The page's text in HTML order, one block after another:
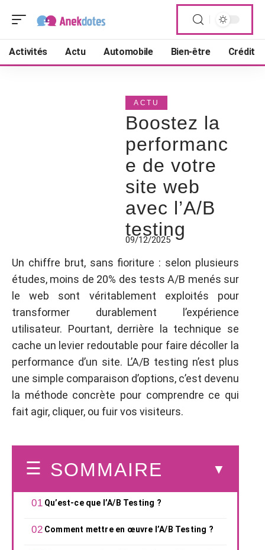
Activités Actu Automobile Bien-être Crédit
ACTU
Boostez la
performanc
e de votre
site web
avec l’A/B
testing
09/12/2025
Un chiffre brut, sans fioriture : selon plusieurs
études, moins de 20% des tests A/B menés sur
le web sont véritablement exploités pour
transformer durablement l’expérience
utilisateur. Pourtant, derrière la technique se
cache un levier redoutable pour faire décoller la
performance d’un site. L’A/B testing n’est plus
une simple comparaison d’options, c’est devenu
la méthode concrète pour comprendre ce qui
fait agir, cliquer, ou fuir vos visiteurs.
SOMMAIRE
Qu’est-ce que l’A/B Testing ?
Comment mettre en œuvre l’A/B Testing ?